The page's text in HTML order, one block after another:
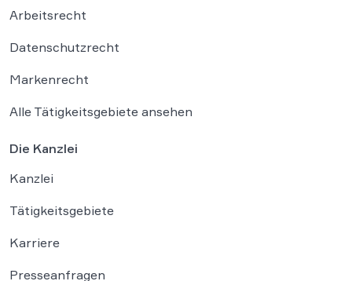
Arbeitsrecht
Datenschutzrecht
Markenrecht
Alle Tätigkeitsgebiete ansehen
Die Kanzlei
Kanzlei
Tätigkeitsgebiete
Karriere
Presseanfragen